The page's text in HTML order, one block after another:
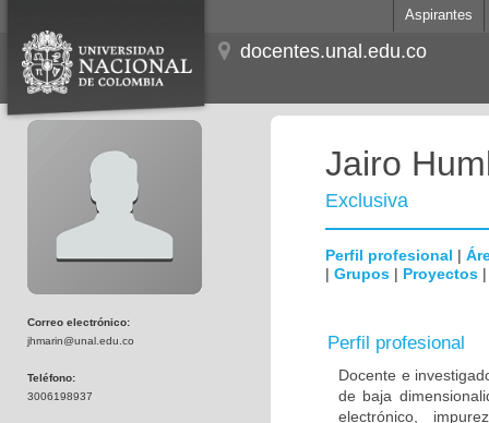
Aspirantes
docentes.unal.edu.co
Correo electrónico:
jhmarin@unal.edu.co
Teléfono:
3006198937
Jairo
Exclusiva
Perfil profesional |
| Grupos | Proyectos
Perfil profesional
Docente e
de baja
electrónico,